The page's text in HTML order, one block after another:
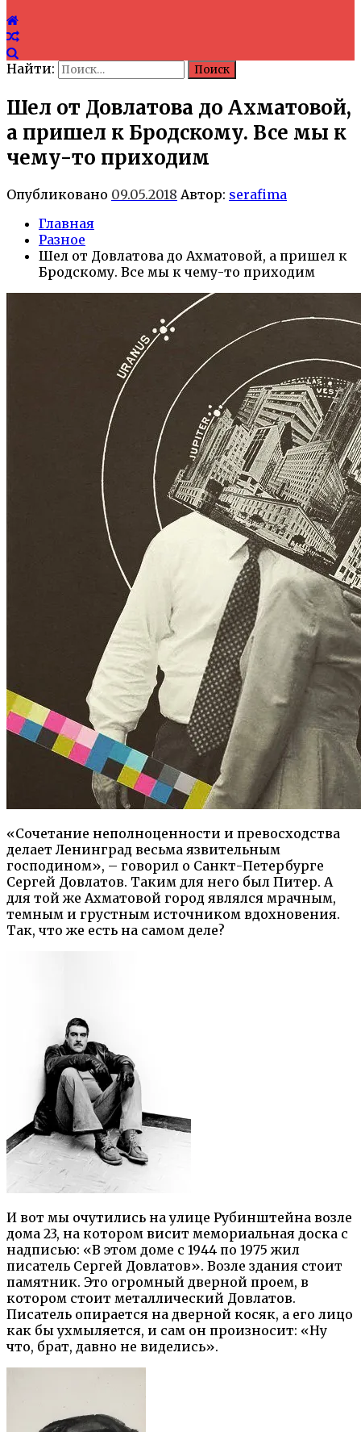
Найти:
Шел от Довлатова до Ахматовой,
а пришел к Бродскому. Все мы к
чему-то приходим
Опубликовано 09.05.2018 Автор: serafima
Главная
Разное
Шел от Довлатова до Ахматовой, а пришел к
Бродскому. Все мы к чему-то приходим
«Сочетание неполноценности и превосходства
делает Ленинград весьма язвительным
господином», – говорил о Санкт-Петербурге
Сергей Довлатов. Таким для него был Питер. А
для той же Ахматовой город являлся мрачным,
темным и грустным источником вдохновения.
Так, что же есть на самом деле?
И вот мы очутились на улице Рубинштейна возле
дома 23, на котором висит мемориальная доска с
надписью: «В этом доме с 1944 по 1975 жил
писатель Сергей Довлатов». Возле здания стоит
памятник. Это огромный дверной проем, в
котором стоит металлический Довлатов.
Писатель опирается на дверной косяк, а его лицо
как бы ухмыляется, и сам он произносит: «Ну
что, брат, давно не виделись».